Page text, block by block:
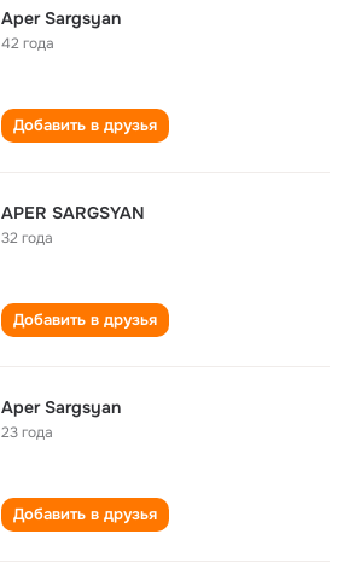
Aper Sargsyan
42 года
Добавить в друзья
APER SARGSYAN
32 года
Добавить в друзья
Aper Sargsyan
23 года
Добавить в друзья